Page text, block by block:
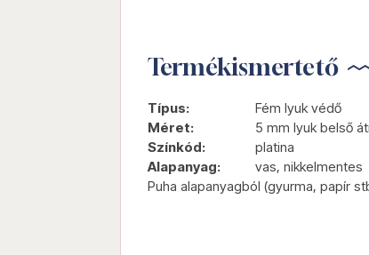
Termékismertető
Típus:
Fém lyuk védő
Méret:
5 mm lyuk belső
Színkód:
platina
Alapanyag:
vas, nikkelmentes
Puha alapanyagból (gyurma, papír